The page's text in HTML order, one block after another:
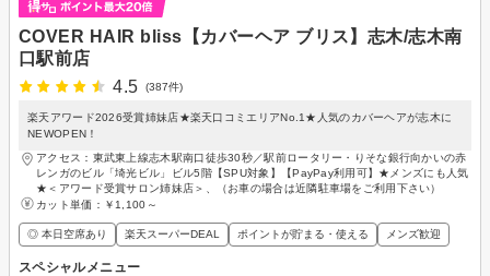
COVER HAIR bliss【カバーヘア ブリス】志木/志木南
口駅前店
4.5
(387件)
楽天アワード2026受賞姉妹店★楽天口コミエリアNo.1★人気のカバーヘアが志木に
NEWOPEN！
アクセス：東武東上線志木駅南口徒歩30秒／駅前ロータリー・りそな銀行向かいの赤
レンガのビル「埼光ビル」ビル5階【SPU対象】【PayPay利用可】★メンズにも人気
★＜アワード受賞サロン姉妹店＞、（お車の場合は近隣駐車場をご利用下さい）
カット単価： ￥1,100～
◎ 本日空席あり 楽天スーパーDEAL ポイントが貯まる・使える メンズ歓迎
スペシャルメニュー